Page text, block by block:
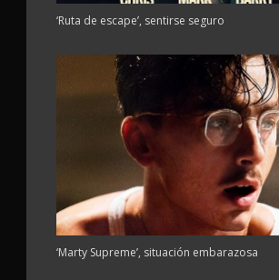
‘Ruta de escape’, sentirse seguro
‘Marty Supreme’, situación embarazosa